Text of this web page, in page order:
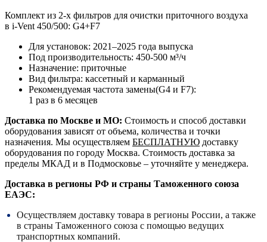
Комплект из 2-х фильтров для очистки приточного воздуха
в i-Vent 450/500: G4+F7
Для установок: 2021–2025 года выпуска
Под производительность: 450-500 м³/ч
Назначение: приточные
Вид фильтра: кассетный и карманный
Рекомендуемая частота замены(G4 и F7):
1 раз в 6 месяцев
Доставка по Москве и МО: Стоимость и способ доставки
оборудования зависят от объема, количества и точки
назначения. Мы осуществляем БЕСПЛАТНУЮ доставку
оборудования по городу Москва. Стоимость доставка за
пределы МКАД и в Подмосковье – уточняйте у менеджера.
Доставка в регионы РФ и страны Таможенного союза
ЕАЭС:
Осуществляем доставку товара в регионы России, а также
в страны Таможенного союза с помощью ведущих
транспортных компаний.